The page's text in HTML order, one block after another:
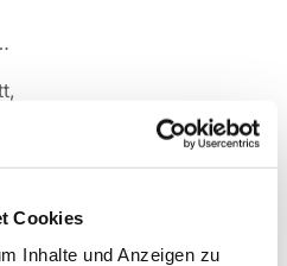
Cookies
Inhalte und Anzeigen zu
†1677